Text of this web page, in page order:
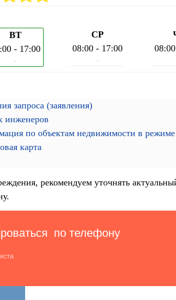
ВТ
- 17:00
-
СР
08:00 - 17:00
-
запроса (заявления)
инженеров
по объектам недвижимости в
карта
рекомендуем уточнять